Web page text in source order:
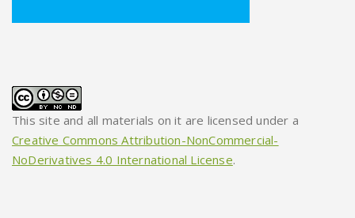
This site and all materials on it are licensed under a
Creative Commons Attribution-NonCommercial-
NoDerivatives 4.0 International License.